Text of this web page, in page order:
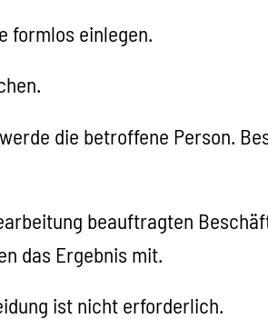
formlos einlegen.
die betroffene Person.
beauftragten
das Ergebnis mit.
ist nicht erforderlich.